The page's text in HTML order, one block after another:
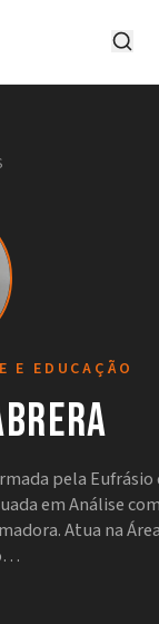
E EDUCAÇÃO
pela
em Análise
Atua na